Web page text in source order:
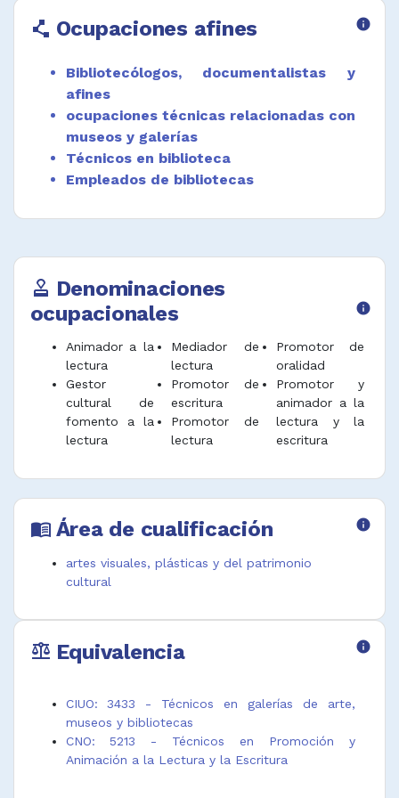
polyline Ocupaciones afines info
Bibliotecólogos, documentalistas y
afines
ocupaciones técnicas relacionadas con
museos y galerías
Técnicos en biblioteca
Empleados de bibliotecas
approval Denominaciones
ocupacionales
info
Animador a la
lectura
Gestor
cultural de
fomento a la
lectura
Mediador de
lectura
Promotor de
escritura
Promotor de
lectura
Promotor de
oralidad
Promotor y
animador a la
lectura y la
escritura
menu_book Área de cualificación info
artes visuales, plásticas y del patrimonio
cultural
balance Equivalencia info
CIUO: 3433 - Técnicos en galerías de arte,
museos y bibliotecas
CNO: 5213 - Técnicos en Promoción y
Animación a la Lectura y la Escritura